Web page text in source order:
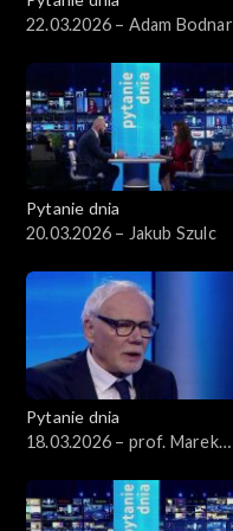
22.03.2026 – Adam Bodnar
Pytanie dnia
20.03.2026 – Jakub Szulc
Pytanie dnia
18.03.2026 – prof. Marek